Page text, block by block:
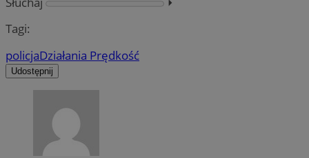
Tagi:
policjaDziałania Prędkość
Udostępnij